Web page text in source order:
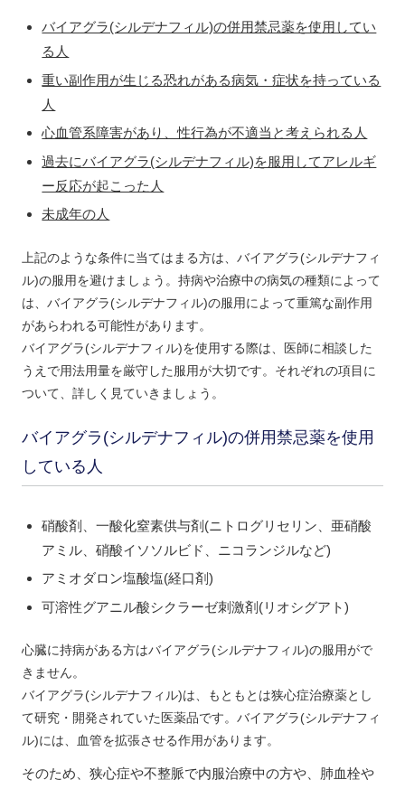
バイアグラ(シルデナフィル)の併用禁忌薬を使用してい
る人
重い副作用が生じる恐れがある病気・症状を持っている
人
心血管系障害があり、性行為が不適当と考えられる人
過去にバイアグラ(シルデナフィル)を服用してアレルギ
ー反応が起こった人
未成年の人
上記のような条件に当てはまる方は、バイアグラ(シルデナフィ
ル)の服用を避けましょう。持病や治療中の病気の種類によって
は、バイアグラ(シルデナフィル)の服用によって重篤な副作用
があらわれる可能性があります。
バイアグラ(シルデナフィル)を使用する際は、
医師に相談した
うえで用法用量を厳守した服用が大切です。それぞれの項目に
ついて、詳しく見ていきましょう。
バイアグラ(シルデナフィル)の併用禁忌薬を使用
している人
硝酸剤、一酸化窒素供与剤(ニトログリセリン、亜硝酸
アミル、硝酸イソソルビド、ニコランジルなど)
アミオダロン塩酸塩(経口剤)
可溶性グアニル酸シクラーゼ刺激剤(リオシグアト)
心臓に持病がある方はバイアグラ(シルデナフィル)の服用がで
きません。
バイアグラ(シルデナフィル)は、もともとは狭心症治療薬とし
て研究・開発されていた医薬品です。バイアグラ(シルデナフィ
ル)には、血管を拡張させる作用があります。
そのため、 狭心症や不整脈で内服治療中の方や、 肺血栓や